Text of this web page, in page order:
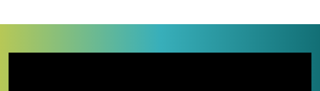
per la tavoladestinati a professionisti della
oltre150 articoli sempre disponibili in pronta